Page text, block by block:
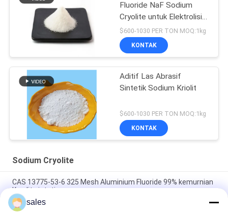
Fluoride NaF Sodium
Cryolite untuk Elektrolisis
Aluminium
$600-1030 PER TON MOQ:1kg
KONTAK
Aditif Las Abrasif
Sintetik Sodium Kriolit
$600-1030 PER TON MOQ:1kg
KONTAK
Sodium Cryolite
CAS 13775-53-6 325 Mesh Aluminium Fluoride 99% kemurnian
Kryolit sintetis
Lebih dari 1000 Mesh Sodium Cryolite CAS 13775-53-6 Kelas
sales